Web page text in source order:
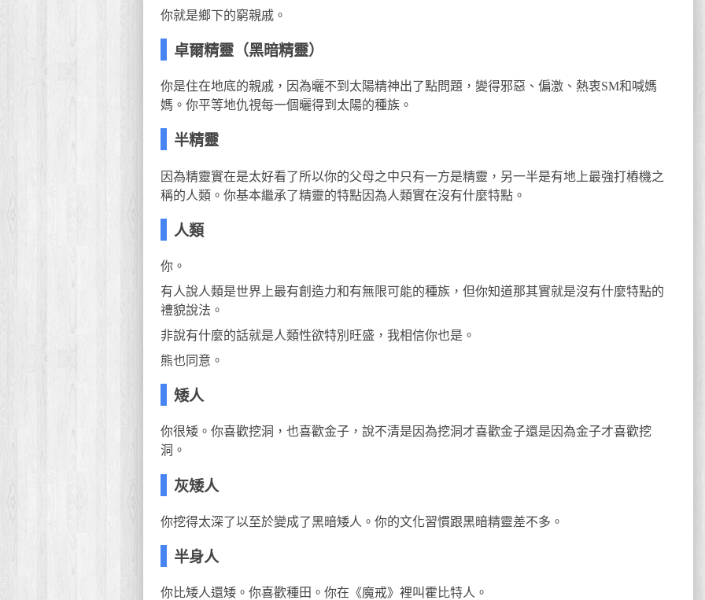
你就是鄉下的窮親戚。
卓爾精靈（黑暗精靈）
你是住在地底的親戚，因為曬不到太陽精神出了點問題，變得邪惡、偏激、熱衷SM和喊媽
媽。你平等地仇視每一個曬得到太陽的種族。
半精靈
因為精靈實在是太好看了所以你的父母之中只有一方是精靈，另一半是有地上最強打樁機之
稱的人類。你基本繼承了精靈的特點因為人類實在沒有什麼特點。
人類
你。
有人說人類是世界上最有創造力和有無限可能的種族，但你知道那其實就是沒有什麼特點的
禮貌說法。
非說有什麼的話就是人類性欲特別旺盛，我相信你也是。
熊也同意。
矮人
你很矮。你喜歡挖洞，也喜歡金子，說不清是因為挖洞才喜歡金子還是因為金子才喜歡挖
洞。
灰矮人
你挖得太深了以至於變成了黑暗矮人。你的文化習慣跟黑暗精靈差不多。
半身人
你比矮人還矮。你喜歡種田。你在《魔戒》裡叫霍比特人。